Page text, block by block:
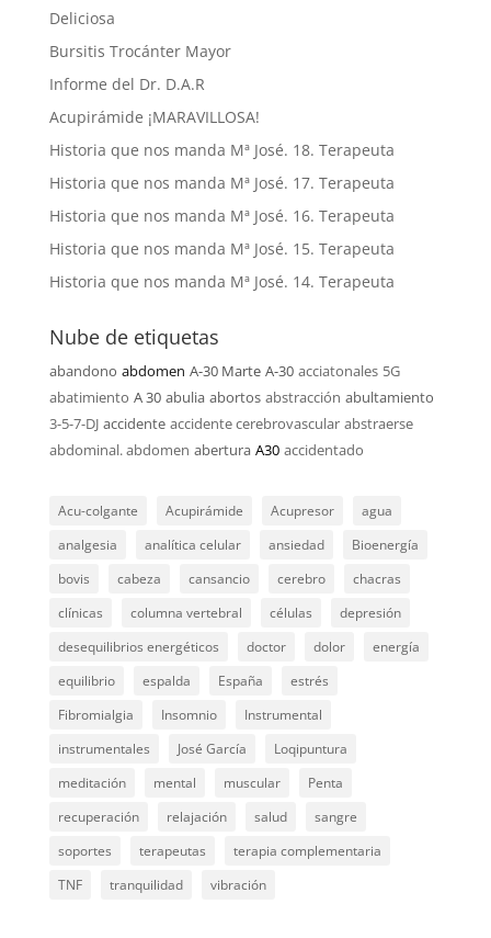
Deliciosa
Bursitis Trocánter Mayor
Informe del Dr. D.A.R
Acupirámide ¡MARAVILLOSA!
Historia que nos manda Mª José. 18. Terapeuta
Historia que nos manda Mª José. 17. Terapeuta
Historia que nos manda Mª José. 16. Terapeuta
Historia que nos manda Mª José. 15. Terapeuta
Historia que nos manda Mª José. 14. Terapeuta
Nube de etiquetas
abandono abdomen A-30 Marte A-30 acciatonales 5G
abatimiento A 30 abulia abortos abstracción abultamiento
3-5-7-DJ accidente accidente cerebrovascular abstraerse
abdominal. abdomen abertura A30 accidentado
Acu-colgante Acupirámide Acupresor
agua
analgesia
analítica celular ansiedad
Bioenergía
bovis
cabeza cansancio cerebro
chacras
clínicas
columna vertebral células
depresión
desequilibrios energéticos
doctor dolor
energía
equilibrio
espalda España
estrés
Fibromialgia
Insomnio
Instrumental
instrumentales
José García
Loqipuntura
meditación
mental muscular
Penta
recuperación
relajación salud
sangre
soportes
terapeutas
terapia complementaria
TNF
tranquilidad vibración